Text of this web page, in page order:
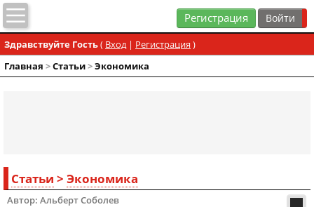
Регистрация
Здравствуйте Гость( Вход| Регистрация )
Главная >Статьи>Экономика
Статьи > Экономика
Автор: Альберт Соболев